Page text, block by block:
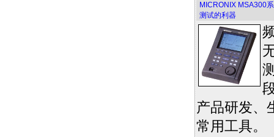
MICRONIX MSA300
测试的利器
产品研发、
常用工具。